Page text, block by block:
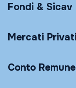
Fondi & Sicav
Mercati Privati
Conto